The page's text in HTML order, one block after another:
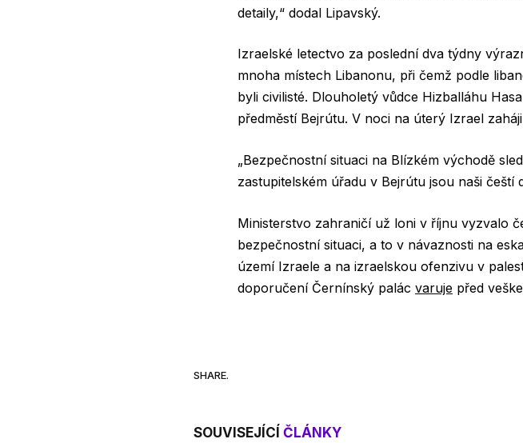
detaily,“ dodal Lipavský.
Izraelské letectvo za poslední dva týdny
mnoha místech Libanonu, při čemž podle
byli civilisté. Dlouholetý vůdce Hizballáhu
předměstí Bejrútu. V noci na úterý Izrael
„Bezpečnostní situaci na Blízkém východě
zastupitelském úřadu v Bejrútu jsou naši čeští
Ministerstvo zahraničí už loni v říjnu vyzvalo
bezpečnostní situaci, a to v návaznosti na
území Izraele a na izraelskou ofenzivu v
doporučení Černínský palác varuje před
SHARE.
SOUVISEJÍCÍČLÁNKY